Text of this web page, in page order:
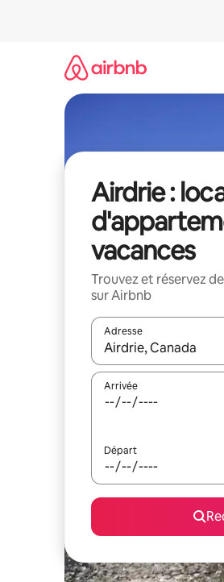
Airdrie :
vacances
Trouvez et réservez
sur Airbnb
Adresse
Lorsque les résultats
Arrivée
Départ